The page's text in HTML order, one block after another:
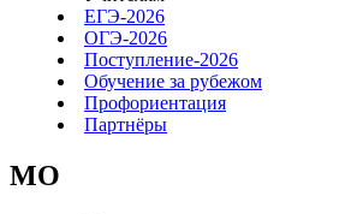
ЕГЭ-2026
ОГЭ-2026
Поступление-2026
Обучение за рубежом
Профориентация
Партнёры
MO